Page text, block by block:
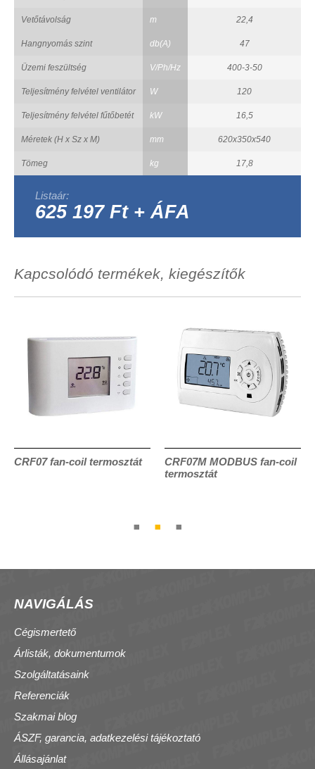
Vetőtávolság m 22,4
Hangnyomás szint db(A) 47
Üzemi feszültség V/Ph/Hz 400-3-50
Teljesítmény felvétel ventilátor W 120
Teljesítmény felvétel fűtőbetét kW 16,5
Méretek (H x Sz x M) mm 620x350x540
Tömeg kg 17,8
Listaár:
625 197 Ft + ÁFA
Kapcsolódó termékek, kiegészítők
CRF07 fan-coil termosztát
CRF07M MODBUS fan-coil
termosztát
NAVIGÁLÁS
Cégismertető
Árlisták, dokumentumok
Szolgáltatásaink
Referenciák
Szakmai blog
ÁSZF, garancia, adatkezelési tájékoztató
Állásajánlat